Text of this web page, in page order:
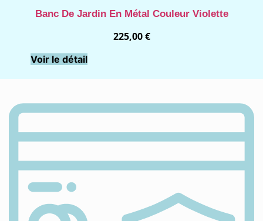
Banc De Jardin En Métal Couleur Violette
225,00€
Voir le détail